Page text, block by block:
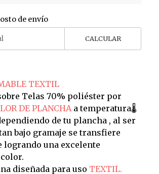
de envío
CALCULAR
TEXTIL
Telas 70% poliéster por
DE PLANCHA a temperatura🌡️
de tu plancha , al ser
bajo gramaje se transfiere
logrando una excelente
diseñada para uso TEXTIL.